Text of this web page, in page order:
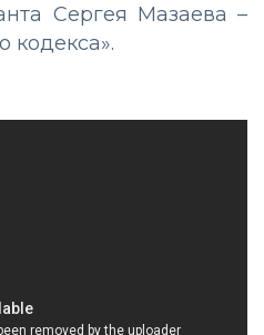
Сергея Мазаева –
кодекса».